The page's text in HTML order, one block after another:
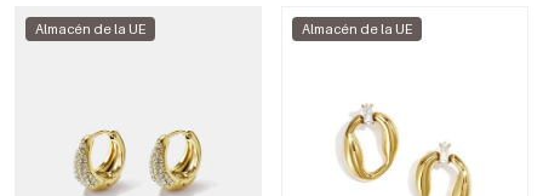
Almacén de la UE Almacén de la UE